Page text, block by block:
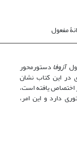
مفعول
آزوفادستورمحور
در این کتاب نشان
یافته است،
دارد و این امر،